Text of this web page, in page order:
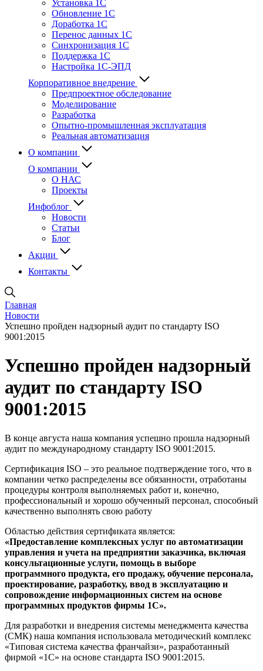
Установка 1С
Обновление 1С
Доработка 1С
Перенос данных 1С
Синхронизация 1С
Поддержка 1С
Настройка 1С-ЭПД
Корпоративное внедрение
Предпроектное обследование
Моделирование
Разработка
Опытно-промышленная эксплуатация
Реальная автоматизация
О компании
О компании
О НАС
Проекты
Инфоблог
Новости
Статьи
Блог
Акции
Контакты
Главная
Новости
Успешно пройден надзорный аудит по стандарту ISO
9001:2015
Успешно пройден надзорный
аудит по стандарту ISO
9001:2015
В конце августа наша компания успешно прошла надзорный
аудит по международному стандарту ISO 9001:2015.
Сертификация ISO – это реальное подтверждение того, что в
компании четко распределены все обязанности, отработаны
процедуры контроля выполняемых работ и, конечно,
профессиональный и хорошо обученный персонал, способный
качественно выполнять свою работу
Областью действия сертификата является:
«Предоставление комплексных услуг по автоматизации
управления и учета на предприятии заказчика, включая
консультационные услуги, помощь в выборе
программного продукта, его продажу, обучение персонала,
проектирование, разработку, ввод в эксплуатацию и
сопровождение информационных систем на основе
программных продуктов фирмы 1С».
Для разработки и внедрения системы менеджмента качества
(СМК) наша компания использовала методический комплекс
«Типовая система качества франчайзи», разработанный
фирмой «1С» на основе стандарта ISO 9001:2015.